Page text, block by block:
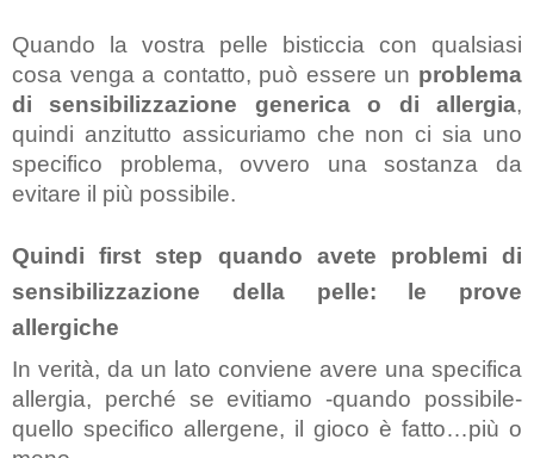
Quando la vostra pelle bisticcia con qualsiasi
cosa venga a contatto, può essere un problema
di sensibilizzazione generica o di allergia,
quindi anzitutto assicuriamo che non ci sia uno
specifico problema, ovvero una sostanza da
evitare il più possibile.
Quindi first step quando avete problemi di
sensibilizzazione della pelle: le prove
allergiche
In verità, da un lato conviene avere una specifica
allergia, perché se evitiamo -quando possibile-
quello specifico allergene, il gioco è fatto…più o